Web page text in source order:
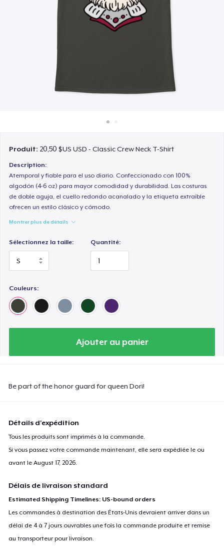
Vendez partout
Produit: 20,50 $US USD - Classic Crew Neck T-Shirt
Description:
Atemporal y fiable para el uso diario. Confeccionado con 100%
algodón (4-6 oz) para mayor comodidad y durabilidad. Las costuras
de doble aguja, el cuello redondo acanalado y la etiqueta extraíble
ofrecen un estilo clásico y cómodo.
Montrer plus de détails
Sélectionnez la taille: Quantité:
Couleurs:
Ajouter au panier
Be part of the honor guard for queen Dori!
Détails d'expédition
Tous les produits sont imprimés à la commande.
Si vous passez votre commande maintenant, elle sera expédiée le ou
avant leAugust 17, 2026
Délais de livraison standard
Estimated Shipping Timelines: US-bound orders
Les commandes à destination des États-Unis devraient arriver dans un
délai de 4 à 7 jours ouvrables une fois la commande produite et remise
au transporteur pour livraison.